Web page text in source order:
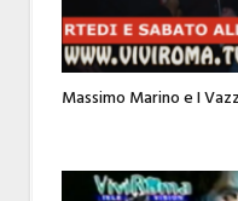
Massimo Marino e I